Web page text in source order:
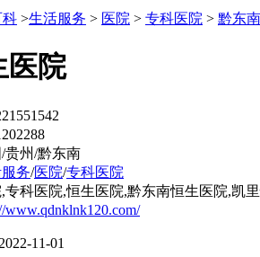
科 >生活服务 > 医院 > 专科医院 > 黔东
医院
贵州/黔东南
务/医院/专科医院
,专科医院,恒生医院,​黔东南恒生医院,凯
www.qdnklnk120.com/
11-01